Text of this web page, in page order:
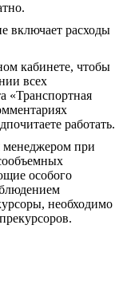
включает расходы
кабинете, чтобы
всех
«Транспортная
работать.
менеджером при
особого
необходимо